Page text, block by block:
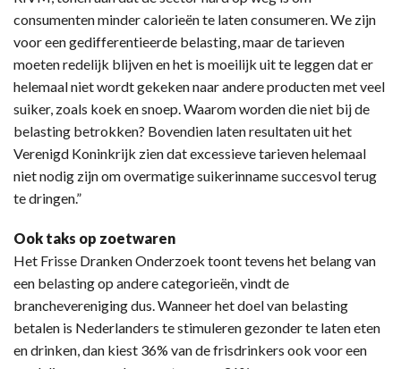
consumenten minder calorieën te laten consumeren. We zijn
voor een gedifferentieerde belasting, maar de tarieven
moeten redelijk blijven en het is moeilijk uit te leggen dat er
helemaal niet wordt gekeken naar andere producten met veel
suiker, zoals koek en snoep. Waarom worden die niet bij de
belasting betrokken? Bovendien laten resultaten uit het
Verenigd Koninkrijk zien dat excessieve tarieven helemaal
niet nodig zijn om overmatige suikerinname succesvol terug
te dringen.”
Ook taks op zoetwaren
Het Frisse Dranken Onderzoek toont tevens het belang van
een belasting op andere categorieën, vindt de
branchevereniging dus. Wanneer het doel van belasting
betalen is Nederlanders te stimuleren gezonder te laten eten
en drinken, dan kiest 36% van de frisdrinkers ook voor een